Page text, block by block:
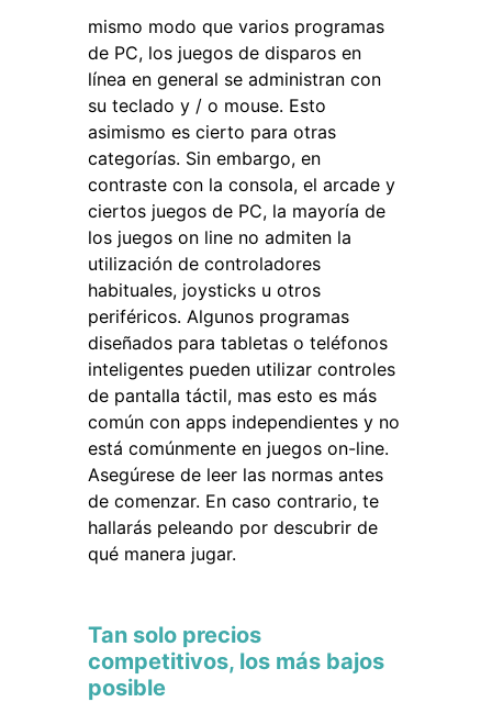
mismo modo que varios programas
de PC, los juegos de disparos en
línea en general se administran con
su teclado y / o mouse. Esto
asimismo es cierto para otras
categorías. Sin embargo, en
contraste con la consola, el arcade y
ciertos juegos de PC, la mayoría de
los juegos on line no admiten la
utilización de controladores
habituales, joysticks u otros
periféricos. Algunos programas
diseñados para tabletas o teléfonos
inteligentes pueden utilizar controles
de pantalla táctil, mas esto es más
común con apps independientes y no
está comúnmente en juegos on-line.
Asegúrese de leer las normas antes
de comenzar. En caso contrario, te
hallarás peleando por descubrir de
qué manera jugar.
Tan solo precios
competitivos, los más bajos
posible